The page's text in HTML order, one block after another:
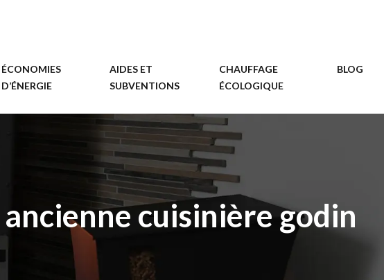
ÉCONOMIES
D’ÉNERGIE
AIDES ET
SUBVENTIONS
CHAUFFAGE
ÉCOLOGIQUE
BLOG
cuisinière godin